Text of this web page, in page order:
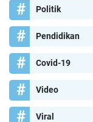
Politik
Pendidikan
Covid-19
Video
Viral